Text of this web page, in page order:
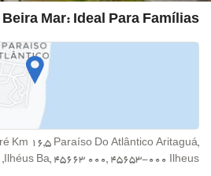
Mar: Ideal Para Famílias
Km 16,5 Paraíso Do Atlântico Aritaguá,
Ilhéus Ba, 45663 000, 45653-000 Ilheus, برزیل - Ilheus.